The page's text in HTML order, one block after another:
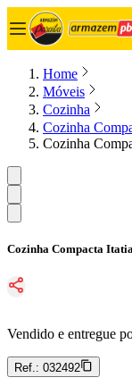
Home
Móveis
Cozinha
Cozinha
Cozinha
Cozinha Compacta
Vendido e entregue
Ref.: 032492